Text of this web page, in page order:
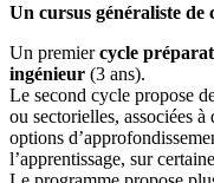
Un cursus généraliste de
Un premiercycle
ingénieur (3 ans).
Le second cycle propose
ou sectorielles, associées
options
l’apprentissage, sur